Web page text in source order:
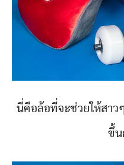
นี่คือล้อที่จะช่วยให้สาว
ขึ้น